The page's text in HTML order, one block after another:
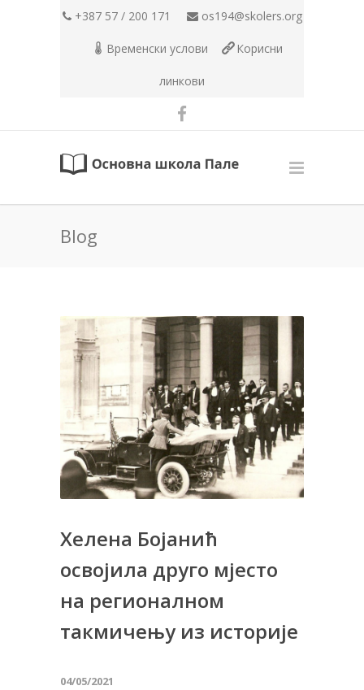
+387 57 / 200 171 os194@skolers.org
Временски услови Корисни
линкови
Blog
Хелена Бојанић
освојила друго мјесто
на регионалном
такмичењу из историје
04/05/2021